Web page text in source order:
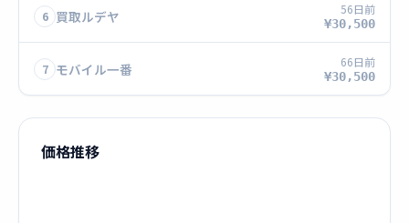
6 買取ルデヤ 56日前
¥30,500
7 モバイル一番 66日前
¥30,500
価格推移